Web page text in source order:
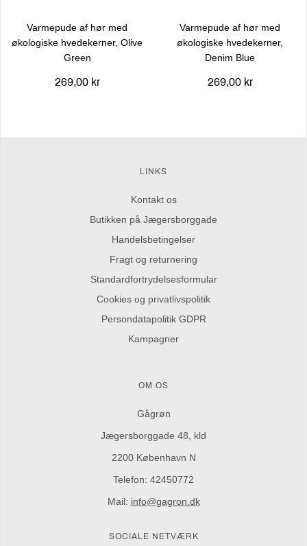
Varmepude af hør med
økologiske hvedekerner, Olive
Green
269,00 kr
Varmepude af hør med
økologiske hvedekerner,
Denim Blue
269,00 kr
LINKS
Kontakt os
Butikken på Jægersborggade
Handelsbetingelser
Fragt og returnering
Standardfortrydelsesformular
Cookies og privatlivspolitik
Persondatapolitik GDPR
Kampagner
OM OS
Gågrøn
Jægersborggade 48, kld
2200 København N
Telefon: 42450772
Mail: info@gagron.dk
SOCIALE NETVÆRK